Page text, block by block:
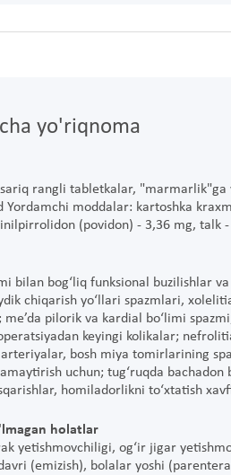
yo'riqnoma
rangli tabletkalar, "marmarlik"ga
moddalar: kartoshka
(povidon) - 3,36 mg, talk
bilan bog‘liq funksional buzilishlar
chiqarish yo‘llari spazmlari,
me’da pilorik va kardial bo‘limi
keyingi kolikalar;
bosh miya tomirlarining
uchun; tug‘ruqda
homiladorlikni to‘xtatish
holatlar
yetishmovchiligi, og‘ir jigar
(emizish), bolalar yoshi